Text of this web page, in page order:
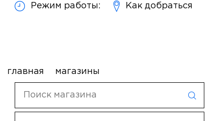
Режим работы: Как добраться
главная магазины